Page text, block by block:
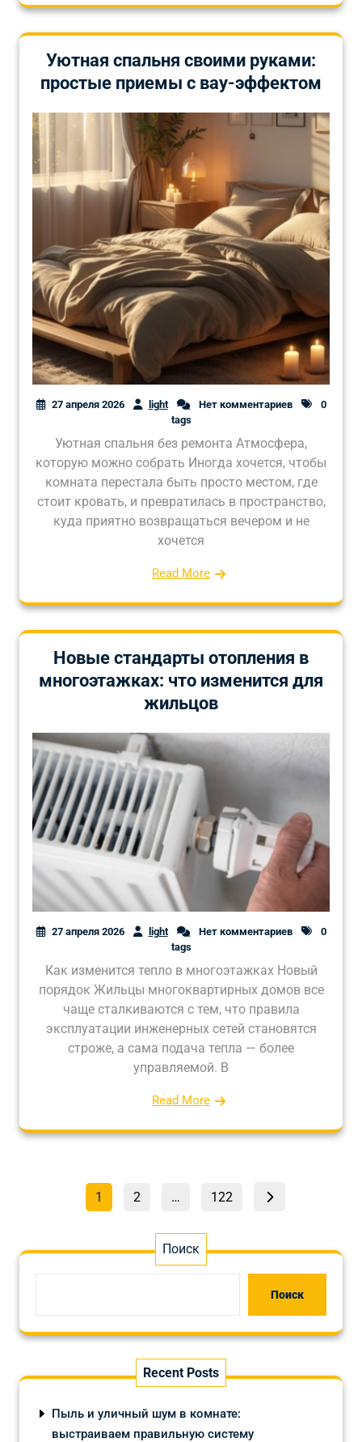
Уютная спальня своими руками:
простые приемы с вау-эффектом
27 апреля 2026 light Нет комментариев
0
tags
Уютная спальня без ремонта Атмосфера,
которую можно собрать Иногда хочется, чтобы
комната перестала быть просто местом, где
стоит кровать, и превратилась в пространство,
куда приятно возвращаться вечером и не
хочется
Read More
Новые стандарты отопления в
многоэтажках: что изменится для
жильцов
27 апреля 2026 light Нет комментариев
0
tags
Как изменится тепло в многоэтажках Новый
порядок Жильцы многоквартирных домов все
чаще сталкиваются с тем, что правила
эксплуатации инженерных сетей становятся
строже, а сама подача тепла — более
управляемой. В
Read More
Пагинация
Страница
1 Страница
2 … Страница
122
Поиск
Поиск
Recent Posts
Пыль и уличный шум в комнате:
выстраиваем правильную систему